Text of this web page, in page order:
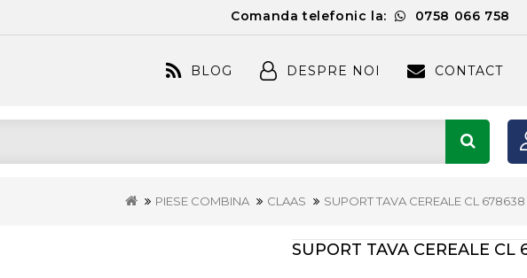
Comanda telefonic la: 0758 066 758
BLOG DESPRE NOI CONTACT
PIESE COMBINA CLAAS SUPORT TAVA CEREALE CL 678638
SUPORT TAVA CEREALE CL